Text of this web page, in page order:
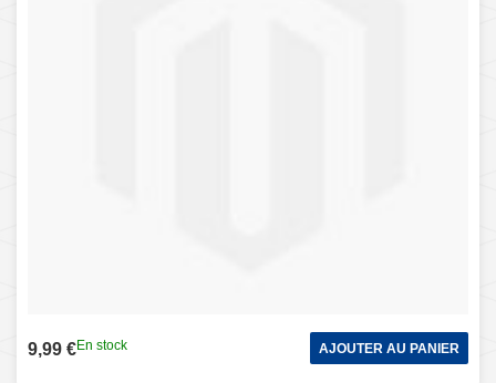
9,99 €En stock AJOUTER AU PANIER